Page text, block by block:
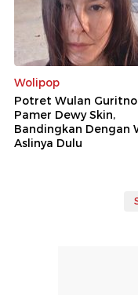
Wolipop
Potret Wulan Guritno
Pamer Dewy Skin,
Bandingkan Dengan
Aslinya Dulu